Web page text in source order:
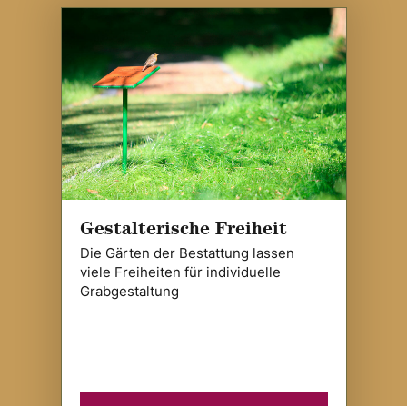
Gestalterische Freiheit
Die Gärten der Bestattung lassen
viele Freiheiten für individuelle
Grabgestaltung